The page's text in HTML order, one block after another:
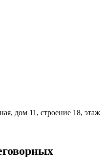
дом 11, строение 18, этаж